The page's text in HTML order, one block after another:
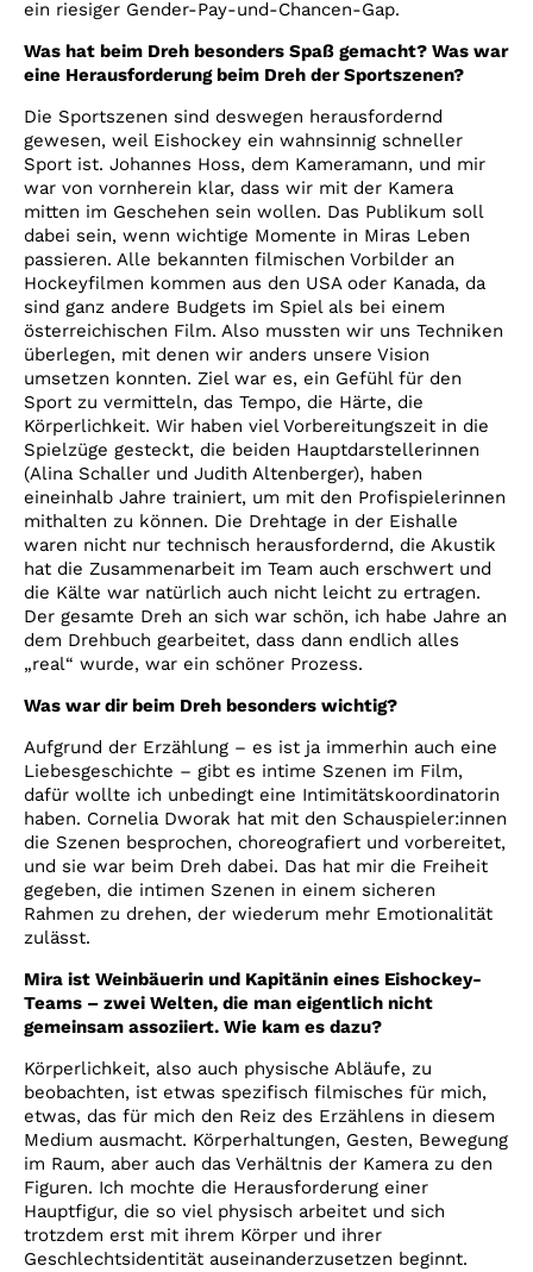
ein riesiger Gender-Pay-und-Chancen-Gap.
Was hat beim Dreh besonders Spaß gemacht? Was war
eine Herausforderung beim Dreh der Sportszenen?
Die Sportszenen sind deswegen herausfordernd
gewesen, weil Eishockey ein wahnsinnig schneller
Sport ist. Johannes Hoss, dem Kameramann, und mir
war von vornherein klar, dass wir mit der Kamera
mitten im Geschehen sein wollen. Das Publikum soll
dabei sein, wenn wichtige Momente in Miras Leben
passieren. Alle bekannten filmischen Vorbilder an
Hockeyfilmen kommen aus den USA oder Kanada, da
sind ganz andere Budgets im Spiel als bei einem
österreichischen Film. Also mussten wir uns Techniken
überlegen, mit denen wir anders unsere Vision
umsetzen konnten. Ziel war es, ein Gefühl für den
Sport zu vermitteln, das Tempo, die Härte, die
Körperlichkeit. Wir haben viel Vorbereitungszeit in die
Spielzüge gesteckt, die beiden Hauptdarstellerinnen
(Alina Schaller und Judith Altenberger), haben
eineinhalb Jahre trainiert, um mit den Profispielerinnen
mithalten zu können. Die Drehtage in der Eishalle
waren nicht nur technisch herausfordernd, die Akustik
hat die Zusammenarbeit im Team auch erschwert und
die Kälte war natürlich auch nicht leicht zu ertragen.
Der gesamte Dreh an sich war schön, ich habe Jahre an
dem Drehbuch gearbeitet, dass dann endlich alles
„real“ wurde, war ein schöner Prozess.
Was war dir beim Dreh besonders wichtig?
Aufgrund der Erzählung – es ist ja immerhin auch eine
Liebesgeschichte – gibt es intime Szenen im Film,
dafür wollte ich unbedingt eine Intimitätskoordinatorin
haben. Cornelia Dworak hat mit den Schauspieler:innen
die Szenen besprochen, choreografiert und vorbereitet,
und sie war beim Dreh dabei. Das hat mir die Freiheit
gegeben, die intimen Szenen in einem sicheren
Rahmen zu drehen, der wiederum mehr Emotionalität
zulässt.
Mira ist Weinbäuerin und Kapitänin eines Eishockey-
Teams – zwei Welten, die man eigentlich nicht
gemeinsam assoziiert. Wie kam es dazu?
Körperlichkeit, also auch physische Abläufe, zu
beobachten, ist etwas spezifisch filmisches für mich,
etwas, das für mich den Reiz des Erzählens in diesem
Medium ausmacht. Körperhaltungen, Gesten, Bewegung
im Raum, aber auch das Verhältnis der Kamera zu den
Figuren. Ich mochte die Herausforderung einer
Hauptfigur, die so viel physisch arbeitet und sich
trotzdem erst mit ihrem Körper und ihrer
Geschlechtsidentität auseinanderzusetzen beginnt.